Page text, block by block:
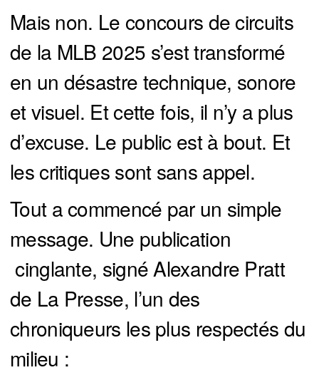
Mais non. Le concours de circuits
de la MLB 2025 s’est transformé
en un désastre technique, sonore
et visuel. Et cette fois, il n’y a plus
d’excuse. Le public est à bout. Et
les critiques sont sans appel.
Tout a commencé par un simple
message. Une publication
cinglante, signé Alexandre Pratt
de La Presse, l’un des
chroniqueurs les plus respectés du
milieu :